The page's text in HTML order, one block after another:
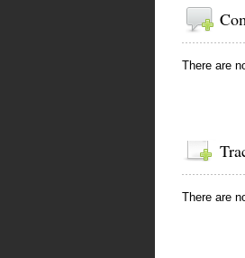
There are
There are